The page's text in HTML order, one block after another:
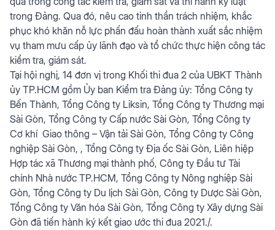
trong Đảng. Qua đó, nêu cao tinh thần trách nhiệm, khắc
phục khó khăn nỗ lực phấn đấu hoàn thành xuất sắc nhiệm
vụ tham mưu cấp ủy lãnh đạo và tổ chức thực hiện công tác
kiểm tra, giám sát.
Tại hội nghị, 14 đơn vị trong Khối thi đua 2 của UBKT Thành
ủy TP.HCM gồm Ủy ban Kiểm tra Đảng ủy: Tổng Công ty
Bến Thành, Tổng Công ty Liksin, Tổng Công ty Thương mại
Sài Gòn, Tổng Công ty Cấp nước Sài Gòn, Tổng Công ty
Cơ khí Giao thông – Vận tải Sài Gòn, Tổng Công ty Công
nghiệp Sài Gòn, , Tổng Công ty Địa ốc Sài Gòn, Liên hiệp
Hợp tác xã Thương mại thành phố, Công ty Đầu tư Tài
chính Nhà nước TP.HCM, Tổng Công ty Nông nghiệp Sài
Gòn, Tổng Công ty Du lịch Sài Gòn, Công ty Dược Sài Gòn,
Tổng Công ty Văn hóa Sài Gòn, Tổng Công ty Xây dựng Sài
Gòn đã tiến hành ký kết giao ước thi đua 2021./.